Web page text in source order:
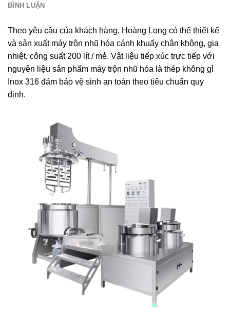
BÌNH LUẬN
Theo yêu cầu của khách hàng, Hoàng Long có thể thiết kế
và sản xuất máy trộn nhũ hóa cánh khuấy chân không, gia
nhiệt, công suất 200 lít / mẻ. Vật liệu tiếp xúc trực tiếp với
nguyên liệu sản phẩm máy trộn nhũ hóa là thép không gỉ
Inox 316 đảm bảo vệ sinh an toàn theo tiêu chuẩn quy
định.